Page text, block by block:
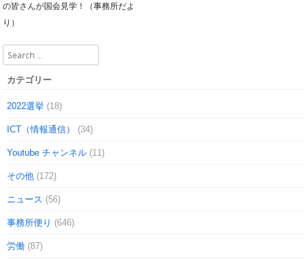
Post navigation
の皆さんが国会見学！（事務所だよ
り）
Search
カテゴリー
2022選挙 (18)
ICT（情報通信） (34)
Youtube チャンネル (11)
その他 (172)
ニュース (56)
事務所便り (646)
労働 (87)